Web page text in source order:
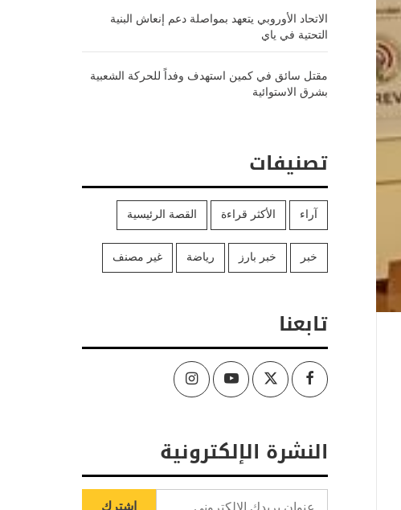
الاتحاد الأوروبي يتعهد بمواصلة دعم إنعاش البنية
التحتية في ياي
مقتل سائق في كمين استهدف وفداً للحركة الشعبية
بشرق الاستوائية
تصنيفات
آراء الأكثر قراءة القصة الرئيسية
خبر خبر بارز رياضة غير مصنف
تابعنا
Facebook
Twitter
Youtube
Instagram
النشرة الإلكترونية